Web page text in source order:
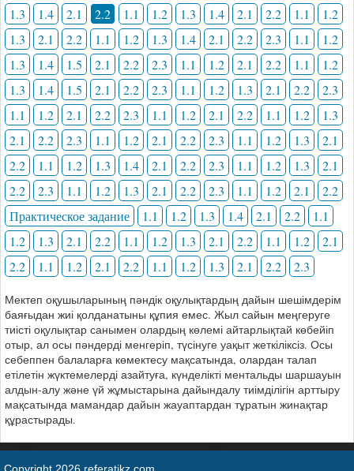
1.3
1.4 2.1 2.2 1.1 1.2 1.3 1.4 2.1 2.2 1.1
1.2
1.3
2.1 2.2 1.1 1.2 1.3 1.4 2.1 2.2 2.3 1.1
1.2
1.3
1.4 1.5 2.1 2.2 2.3 1.1 1.2 2.1 2.2 1.1
1.2
1.3
1.4 1.5 2.1 2.2 2.3 1.1 1.2 1.3 2.1 2.2
2.3
1.1
1.2 2.1 2.2 2.3 1.1 1.2 2.1 2.2 1.1 1.2
1.3
2.1
2.2 2.3 1.1 1.2 2.1 2.2 2.3 1.1 1.2 1.3
2.1
2.2
1.1 1.2 1.3 1.4 2.1 2.2 2.3 1.1 1.2 1.3
2.1
2.2
2.3 1.1 1.2 1.3 2.1 2.2 2.3 1.1 1.2 2.1
2.2
Практическое задание
1.1 1.2 1.3 1.4 2.1 2.2
1.1
1.2
1.3 2.1 2.2 1.1 1.2 1.3 2.1 2.2 1.1 1.2
2.1
2.2
1.1 1.2 2.1 2.2 1.1 1.2 1.3 2.1 2.2 2.3
Мектеп оқушыларының пәндік оқулықтардың дайын шешімдерім
баяғыдан жиі қолданатыны құпия емес. Жыл сайын меңгеруге
тиісті оқулықтар санымен олардың көлемі айтарлықтай көбейіп
отыр, ал осы пәндерді менгеріп, түсінуге уақыт жеткіліксіз. Осы
себеппен балаларға көмектесу мақсатында, олардан талап
етілетін жүктемелерді азайтуға, күнделікті ментальды шаршауын
алдын-алу және үй жұмыстарына дайындалу тиімділігін арттыру
мақсатында мамандар дайын жауаптардан тұратын жинақтар
құрастырады.